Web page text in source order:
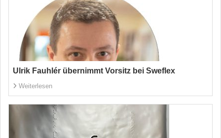
Ulrik Fauhlér übernimmt Vorsitz bei Sweflex
Weiterlesen